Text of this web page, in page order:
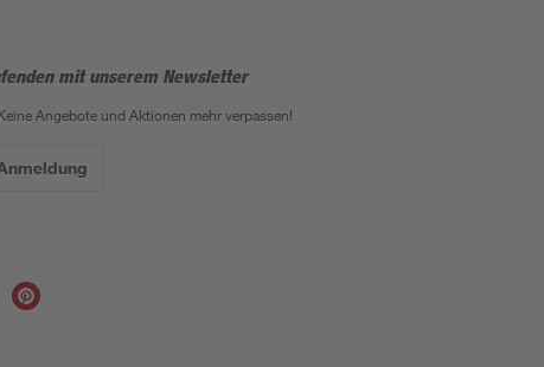
mit unserem Newsletter
Angebote und Aktionen mehr verpassen!